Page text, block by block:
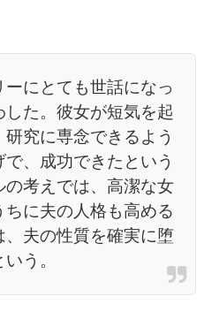
にとても世話になっ
た。彼女が短気を起
究に専念できるよう
、成功できたという
考えでは、高潔な女
に夫の人格も高める
夫の性質を確実に堕
う。